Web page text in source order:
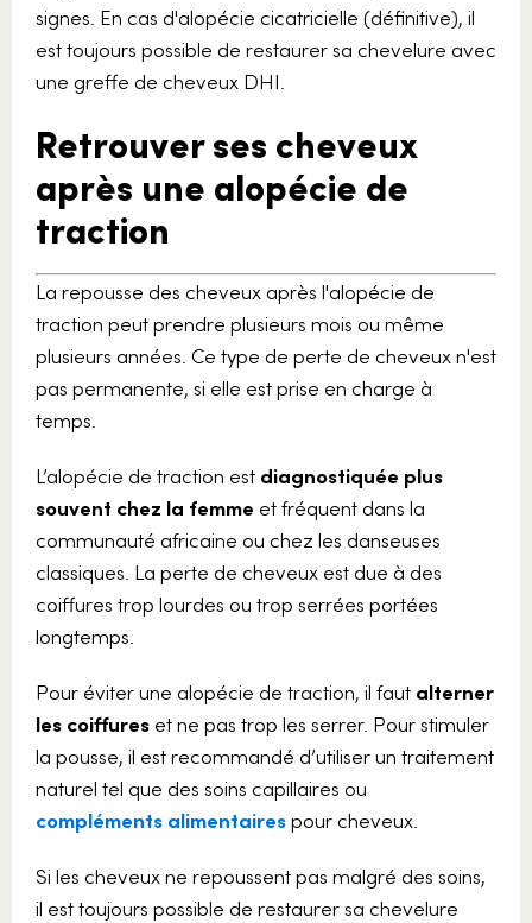
signes. En cas d'alopécie cicatricielle (définitive), il
est toujours possible de restaurer sa chevelure avec
une greffe de cheveux DHI.
Retrouver ses cheveux
après une alopécie de
traction
La repousse des cheveux après l'alopécie de
traction peut prendre plusieurs mois ou même
plusieurs années. Ce type de perte de cheveux n'est
pas permanente, si elle est prise en charge à
temps.
L’alopécie de traction est diagnostiquée plus
souvent chez la femme et fréquent dans la
communauté africaine ou chez les danseuses
classiques. La perte de cheveux est due à des
coiffures trop lourdes ou trop serrées portées
longtemps.
Pour éviter une alopécie de traction, il faut alterner
les coiffures et ne pas trop les serrer. Pour stimuler
la pousse, il est recommandé d’utiliser un traitement
naturel tel que des soins capillaires ou
compléments alimentairespour cheveux.
Si les cheveux ne repoussent pas malgré des soins,
il est toujours possible de restaurer sa chevelure